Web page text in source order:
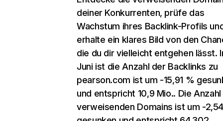
deiner Konkurrenten, prüfe das
Wachstum ihres Backlink-Profils
erhalte ein klares Bild von den
die du dir vielleicht entgehen lässt.
Juni ist die Anzahl der Backlinks zu
pearson.com ist um -15,91 %
und entspricht 10,9 Mio.. Die
verweisenden Domains ist um -